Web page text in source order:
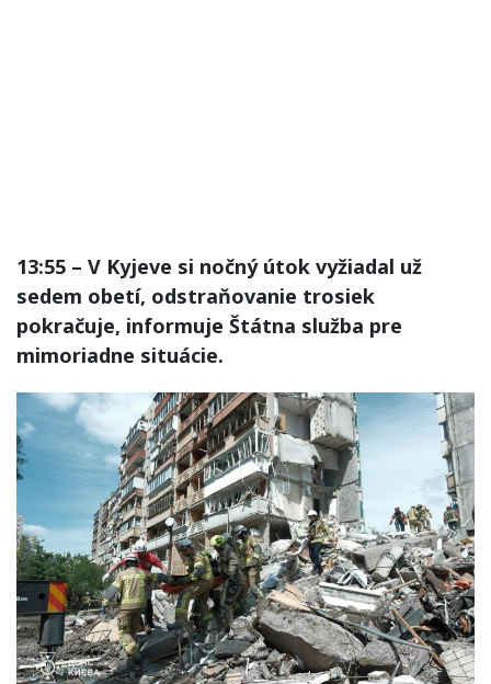
13:55 – V Kyjeve si nočný útok vyžiadal už
sedem obetí, odstraňovanie trosiek
pokračuje, informuje Štátna služba pre
mimoriadne situácie.